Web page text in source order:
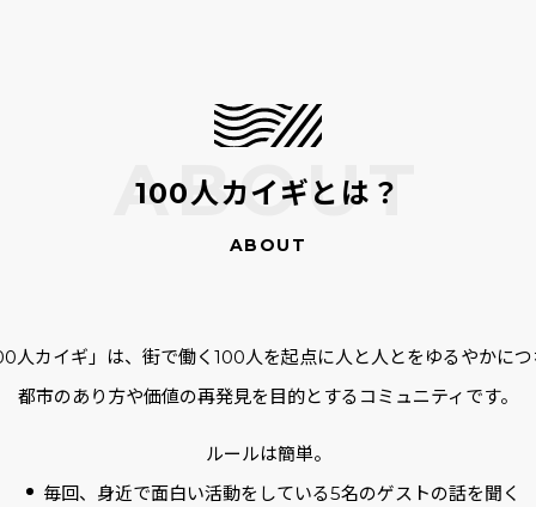
100人カイギとは？
人カイギ」は、街で働く100人を起点に人と人とをゆるやかに
都市のあり方や価値の再発見を目的とするコミュニティです。
ルールは簡単。
毎回、身近で面白い活動をしている5名のゲストの話を聞く